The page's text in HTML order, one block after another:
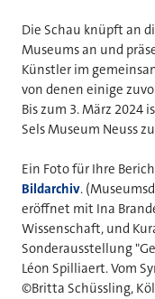
Die Schau knüpft an
Museums an und
Künstler im
von denen einige
Bis zum 3. März 2024
Sels Museum Neuss
Ein Foto für Ihre
Bildarchiv.
eröffnet mit Ina
Wissenschaft, und
Sonderausstellung
Léon Spilliaert. Vom
©Britta Schüssling,